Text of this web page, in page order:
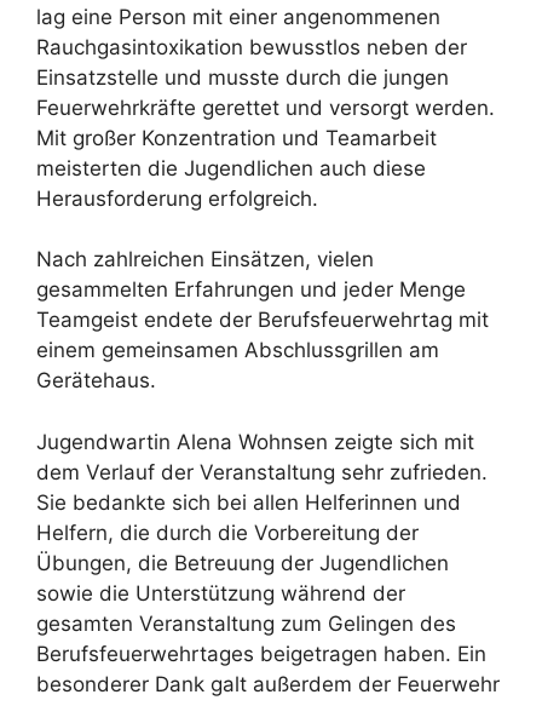
lag eine Person mit einer angenommenen
Rauchgasintoxikation bewusstlos neben der
Einsatzstelle und musste durch die jungen
Feuerwehrkräfte gerettet und versorgt werden.
Mit großer Konzentration und Teamarbeit
meisterten die Jugendlichen auch diese
Herausforderung erfolgreich.
Nach zahlreichen Einsätzen, vielen
gesammelten Erfahrungen und jeder Menge
Teamgeist endete der Berufsfeuerwehrtag mit
einem gemeinsamen Abschlussgrillen am
Gerätehaus.
Jugendwartin Alena Wohnsen zeigte sich mit
dem Verlauf der Veranstaltung sehr zufrieden.
Sie bedankte sich bei allen Helferinnen und
Helfern, die durch die Vorbereitung der
Übungen, die Betreuung der Jugendlichen
sowie die Unterstützung während der
gesamten Veranstaltung zum Gelingen des
Berufsfeuerwehrtages beigetragen haben. Ein
besonderer Dank galt außerdem der Feuerwehr